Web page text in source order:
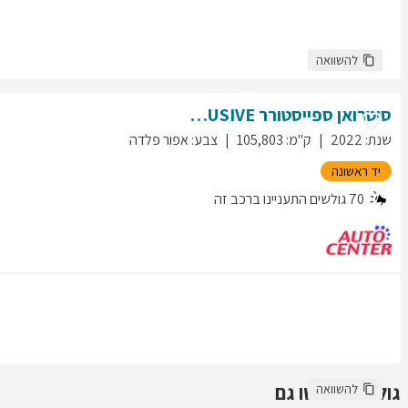
להשוואה
סיטרואןספייסטורר EXCLUSIVE
שנת:
2022 ק"מ:
105,803 צבע:אפור פלדה
יד ראשונה
70גולשים התעניינו ברכב זה
גולשים חיפשו גם
להשוואה